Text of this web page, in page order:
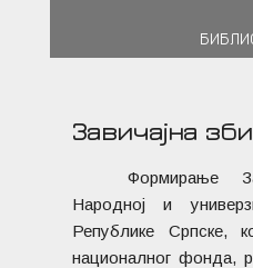
Завичајна
Формирање
Народној и
Републике Српске,
националног фонда,